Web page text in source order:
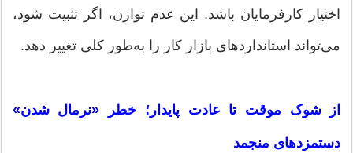
اختیار کارفرمایان باشد. این عدم توازن، اگر تثبیت شود،
می‌تواند استاندارد‌های بازار کار را به‌طور کلی تغییر دهد.
از شوک موقت تا عادت پایدار؛ خطر «نرمال شدن»
دستمزد‌های منجمد